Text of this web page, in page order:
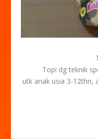
Topi dg teknik
utk anak usia 3-12thn,